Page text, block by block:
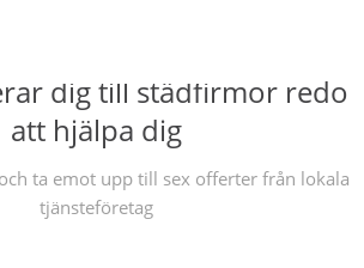
dig till städfirmor redo
att hjälpa dig
ta emot upp till sex offerter från lokala
tjänsteföretag